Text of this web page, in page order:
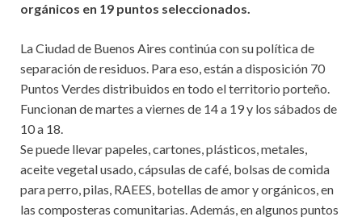
orgánicos en 19 puntos seleccionados.
La Ciudad de Buenos Aires continúa con su política de
separación de residuos. Para eso, están a disposición 70
Puntos Verdes distribuidos en todo el territorio porteño.
Funcionan de martes a viernes de 14 a 19 y los sábados de
10 a 18.
Se puede llevar papeles, cartones, plásticos, metales,
aceite vegetal usado, cápsulas de café, bolsas de comida
para perro, pilas, RAEES, botellas de amor y orgánicos, en
las composteras comunitarias. Además, en algunos puntos